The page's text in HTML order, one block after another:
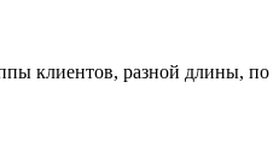
клиентов, разной длины, по